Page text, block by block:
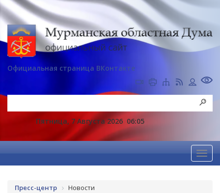
Официальная страница ВКонтакте
Пятница, 7 Августа 2026 06:05
Пресс-центр Новости